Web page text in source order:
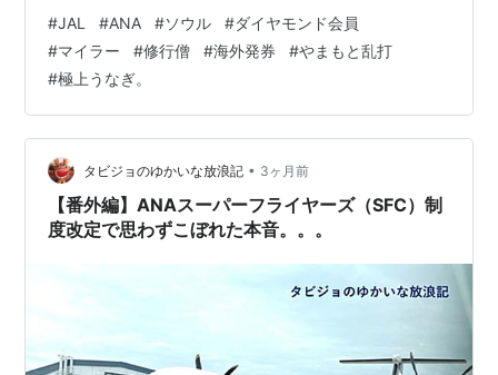
チケットをお申込み下さい）LIVEでお約束した通り、オ
フ会のようなものです。 マイラー界の女王「やまもと乱
打💖」とランチやディナー、屋台食い倒れ上等！！ にチ
ャレンジしましょう。 食後には「修行の舞」や「托鉢ダ
ンス」をしてカロリーを消費して下さい。 7/6の夜にホ
テルのラウンジで…
#JAL #ANA #ソウル #ダイヤモンド会員
#マイラー #修行僧 #海外発券 #やまもと乱打
#極上うなぎ。
タビジョのゆかいな放浪記 • 3ヶ月前
【番外編】ANAスーパーフライヤーズ（SFC）制
度改定で思わずこぼれた本音。。。